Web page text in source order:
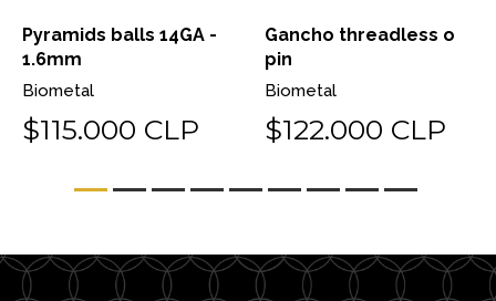
Pyramids balls 14GA -
1.6mm
Biometal
$115.000 CLP
Gancho threadless o
pin
Biometal
$122.000 CLP